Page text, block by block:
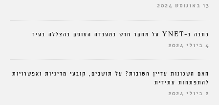
13 באוגוסט 2024
כתבה ב-YNET על מחקר חדש במעבדה העוסק בהצללה בעיר
4 ביולי 2024
האם השכונות עדיין חשובות? על תושבים, קובעי מדיניות ואפשרויות
להתפתחות עתידית
2 ביולי 2024